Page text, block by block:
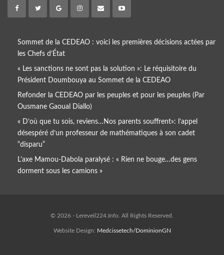
Sommet de la CEDEAO : voici les premières décisions actées par
les Chefs d’État
« Les sanctions ne sont pas la solution »: Le réquisitoire du
Président Doumbouya au Sommet de la CEDEAO
Refonder la CEDEAO par les peuples et pour les peuples (Par
Ousmane Gaoual Diallo)
« D’où que tu sois, reviens…Nos parents souffrent»: l’appel
désespéré d’un professeur de mathématiques à son cadet
“disparu”
L’axe Mamou-Dabola paralysé : « Rien ne bouge…des gens
dorment sous les camions »
© 2026 - Lereveil224.Info. All Rights Reserved.
Website Design: Medcissetech/DominionGN